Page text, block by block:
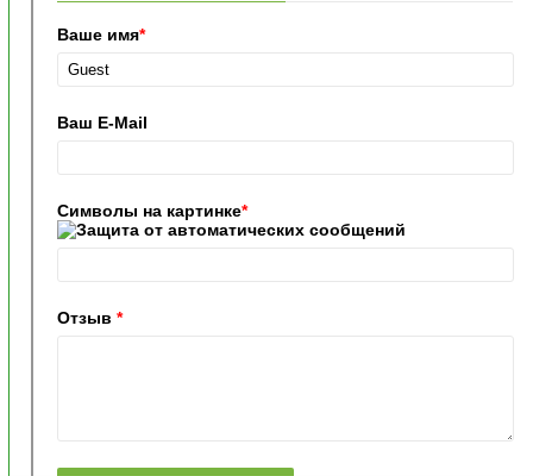
Ваше имя*
Ваш E-Mail
Символы на картинке*
Отзыв*